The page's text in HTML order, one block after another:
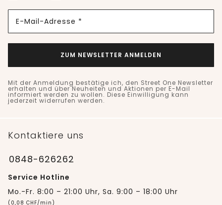
E-Mail-Adresse *
ZUM NEWSLETTER ANMELDEN
Mit der Anmeldung bestätige ich, den Street One Newsletter
erhalten und über Neuheiten und Aktionen per E-Mail
informiert werden zu wollen. Diese Einwilligung kann
jederzeit widerrufen werden.
Kontaktiere uns
0848-626262
Service Hotline
Mo.-Fr. 8:00 – 21:00 Uhr, Sa. 9:00 – 18:00 Uhr
(0,08 CHF/min)